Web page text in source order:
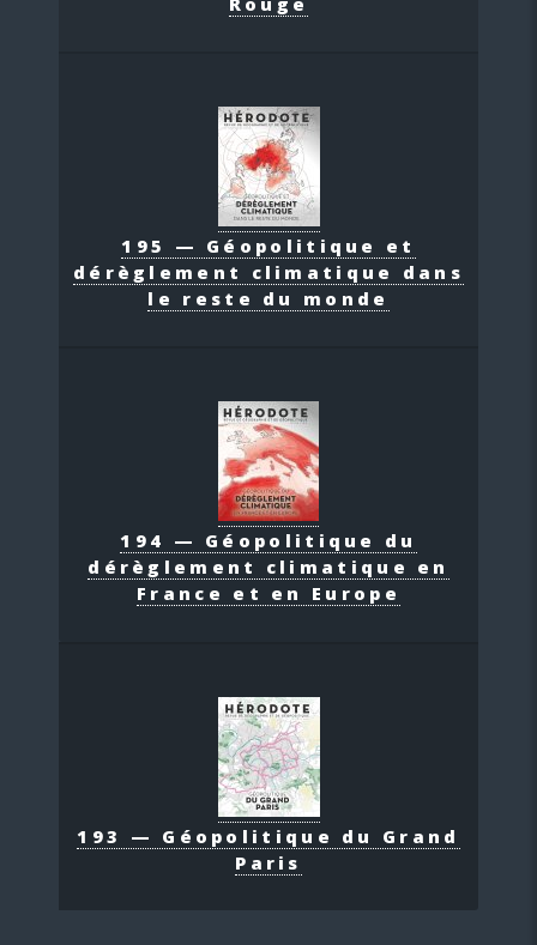
195 — Géopolitique et
dérèglement climatique dans
le reste du monde
194 — Géopolitique du
dérèglement climatique en
France et en Europe
193 — Géopolitique du Grand
Paris